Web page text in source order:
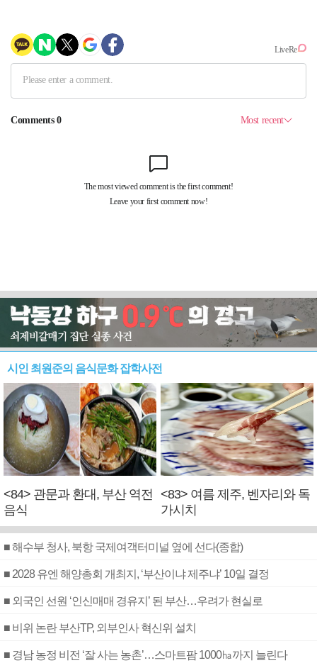
시인 최원준의 음식문화 잡학사전
<84> 관문과 환대, 부산 역전
음식
<83> 여름 제주, 벤자리와 독
가시치
■ 해수부 청사, 북항 국제여객터미널 옆에 선다(종합)
■ 2028 유엔 해양총회 개최지, ‘부산이냐 제주냐’ 10일 결정
■ 외국인 선원 ‘인신매매 경유지’ 된 부산…우려가 현실로
■ 비위 논란 부산TP, 외부인사 혁신위 설치
■ 경남 농정 비전 ‘잘 사는 농촌’…스마트팜 1000㏊까지 늘린다